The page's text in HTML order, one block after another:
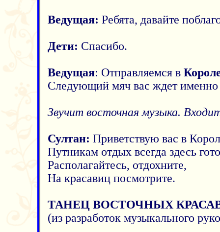
Ведущая: Ребята, давайте
Дети: Спасибо.
Ведущая: Отправляемся в
Следующий мяч вас ждет именно
Звучит восточная музыка.
Султан: Приветствую вас в
Путникам отдых всегда здесь
Располагайтесь, отдохните,
На красавиц посмотрите.
ТАНЕЦ ВОСТОЧНЫХ
(из разработок музыкального